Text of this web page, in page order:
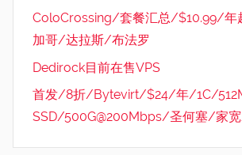
ColoCrossing/套餐汇总/$10.99/
加哥/达拉斯/布法罗
Dedirock目前在售VPS
首发/8折/Bytevirt/$24/年/1C/
SSD/500G@200Mbps/圣何塞/家